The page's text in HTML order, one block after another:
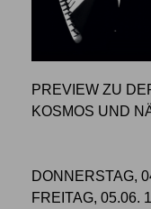
PREVIEW ZU
KOSMOS UND
DONNERSTAG,
FREITAG, 05.06.